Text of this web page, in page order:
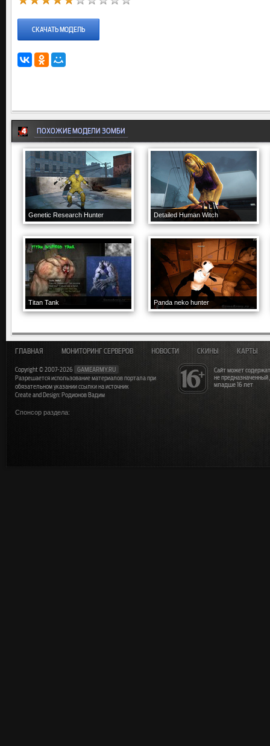
СКАЧАТЬ МОДЕЛЬ
ПОХОЖИЕ МОДЕЛИ ЗОМБИ
Genetic Research Hunter Detailed Human Witch
Titan Tank Panda neko hunter
Сайт может
не
младше 16 лет
ГЛАВНАЯ МОНИТОРИНГ СЕРВЕРОВ НОВОСТИ СКИНЫ КАРТЫ
Copyright © 2007-2026
GAMEARMY.RU
Разрешается использование материалов портала при
обязательном указании ссылки на источник
Create and Design: Родионов Вадим
Спонсор раздела: